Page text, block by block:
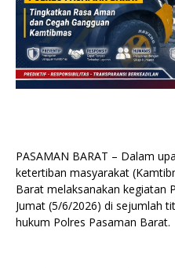
PASAMAN BARAT – Dalam
ketertiban masyarakat
Barat melaksanakan kegiatan
Jumat (5/6/2026) di sejumlah
hukum Polres Pasaman Barat.